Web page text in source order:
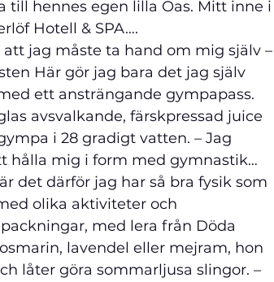
egen lilla Oas. Mitt inne i
Lagerlöf Hotell & SPA….
ta hand om mig själv –
Här gör jag bara det jag själv
ett ansträngande gympapass.
avsvalkande, färskpressad juice
i 28 gradigt vatten. – Jag
hålla mig i form med gymnastik…
det därför jag har så bra fysik som
olika aktiviteter och
med lera från Döda
lavendel eller mejram, hon
låter göra sommarljusa slingor. –